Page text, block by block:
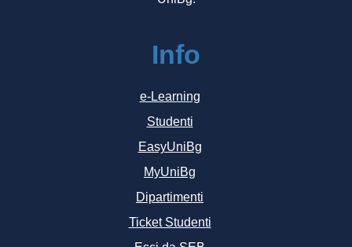
Info
e-Learning
Studenti
EasyUniBg
MyUniBg
Dipartimenti
Ticket Studenti